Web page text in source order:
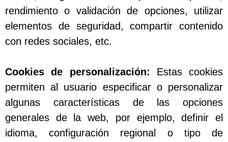
rendimiento o validación de opciones, utilizar
elementos de seguridad, compartir contenido
con redes sociales, etc.
Cookies de personalización: Estas cookies
permiten al usuario especificar o personalizar
algunas características de las opciones
generales de la web, por ejemplo, definir el
idioma, configuración regional o tipo de